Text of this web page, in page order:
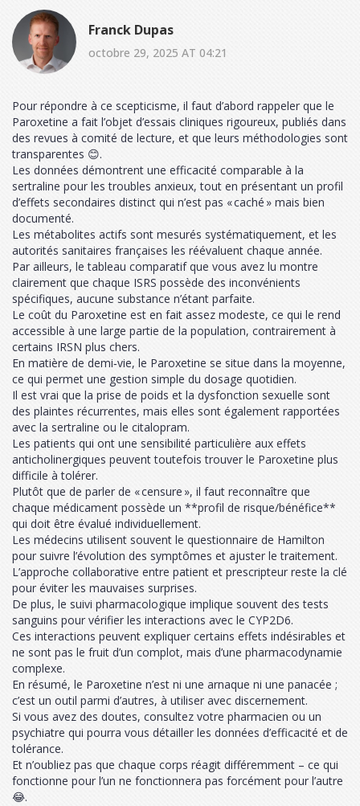
Franck Dupas
octobre 29, 2025 AT 04:21
Pour répondre à ce scepticisme, il faut d’abord rappeler que le
Paroxetine a fait l’objet d’essais cliniques rigoureux, publiés dans
des revues à comité de lecture, et que leurs méthodologies sont
transparentes 😊.
Les données démontrent une efficacité comparable à la
sertraline pour les troubles anxieux, tout en présentant un profil
d’effets secondaires distinct qui n’est pas « caché » mais bien
documenté.
Les métabolites actifs sont mesurés systématiquement, et les
autorités sanitaires françaises les réévaluent chaque année.
Par ailleurs, le tableau comparatif que vous avez lu montre
clairement que chaque ISRS possède des inconvénients
spécifiques, aucune substance n’étant parfaite.
Le coût du Paroxetine est en fait assez modeste, ce qui le rend
accessible à une large partie de la population, contrairement à
certains IRSN plus chers.
En matière de demi‑vie, le Paroxetine se situe dans la moyenne,
ce qui permet une gestion simple du dosage quotidien.
Il est vrai que la prise de poids et la dysfonction sexuelle sont
des plaintes récurrentes, mais elles sont également rapportées
avec la sertraline ou le citalopram.
Les patients qui ont une sensibilité particulière aux effets
anticholinergiques peuvent toutefois trouver le Paroxetine plus
difficile à tolérer.
Plutôt que de parler de « censure », il faut reconnaître que
chaque médicament possède un **profil de risque/bénéfice**
qui doit être évalué individuellement.
Les médecins utilisent souvent le questionnaire de Hamilton
pour suivre l’évolution des symptômes et ajuster le traitement.
L’approche collaborative entre patient et prescripteur reste la clé
pour éviter les mauvaises surprises.
De plus, le suivi pharmacologique implique souvent des tests
sanguins pour vérifier les interactions avec le CYP2D6.
Ces interactions peuvent expliquer certains effets indésirables et
ne sont pas le fruit d’un complot, mais d’une pharmacodynamie
complexe.
En résumé, le Paroxetine n’est ni une arnaque ni une panacée ;
c’est un outil parmi d’autres, à utiliser avec discernement.
Si vous avez des doutes, consultez votre pharmacien ou un
psychiatre qui pourra vous détailler les données d’efficacité et de
tolérance.
Et n’oubliez pas que chaque corps réagit différemment – ce qui
fonctionne pour l’un ne fonctionnera pas forcément pour l’autre
😂.